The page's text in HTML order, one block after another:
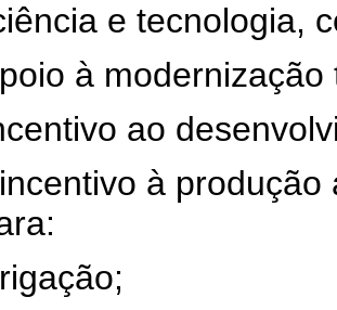
e tecnologia,
à modernização
ao
à produção